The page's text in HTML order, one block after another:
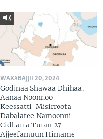
WAXABAJJII 20, 2024
Godinaa Shawaa Dhihaa,
Aanaa Noonnoo
Keessatti Misirroota
Dabalatee Namoonni
Cidharra Turan 27
Ajjeefamuun Himame